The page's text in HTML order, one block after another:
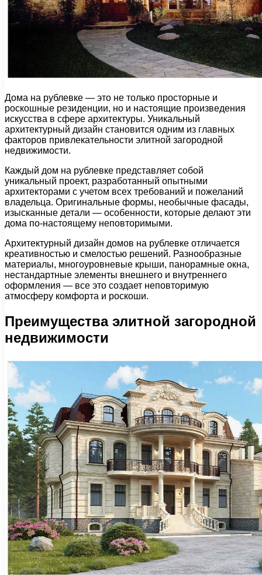
Дома на рублевке — это не только просторные и
роскошные резиденции, но и настоящие произведения
искусства в сфере архитектуры. Уникальный
архитектурный дизайн становится одним из главных
факторов привлекательности элитной загородной
недвижимости.
Каждый дом на рублевке представляет собой
уникальный проект, разработанный опытными
архитекторами с учетом всех требований и пожеланий
владельца. Оригинальные формы, необычные фасады,
изысканные детали — особенности, которые делают эти
дома по-настоящему неповторимыми.
Архитектурный дизайн домов на рублевке отличается
креативностью и смелостью решений. Разнообразные
материалы, многоуровневые крыши, панорамные окна,
нестандартные элементы внешнего и внутреннего
оформления — все это создает неповторимую
атмосферу комфорта и роскоши.
Преимущества элитной загородной
недвижимости